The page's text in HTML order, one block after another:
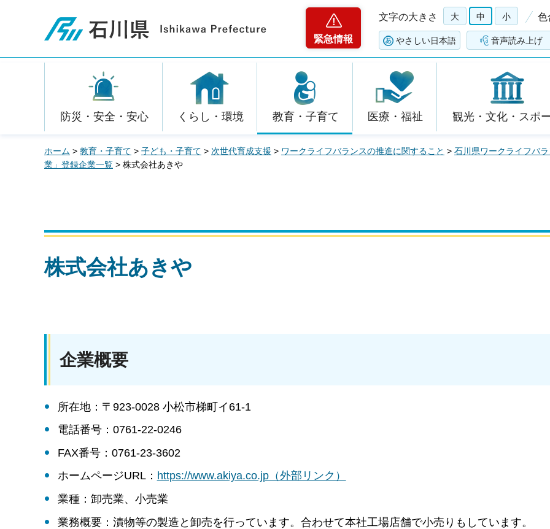
石川県
緊急情報
文字の大きさ 大 中 小 色
やさしい日本語 音声読み上げ
防災・安全・安心 くらし・環境 教育・子育て 医療・福祉 観光・文化・スポ
ホーム > 教育・子育て > 子ども・子育て > 次世代育成支援 > ワークライフバランスの推進に関すること > 石川県ワークライフバ
業」登録企業一覧 > 株式会社あきや
株式会社あきや
企業概要
所在地：〒923-0028 小松市梯町イ61-1
電話番号：0761-22-0246
FAX番号：0761-23-3602
ホームページURL： https://www.akiya.co.jp（外部リンク）
業種：卸売業、小売業
業務概要：漬物等の製造と卸売を行っています。合わせて本社工場店舗で小売りもしています。